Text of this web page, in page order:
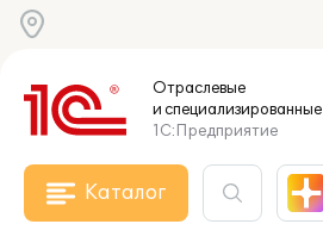
Отраслевые
и специализированные
1С:Предприятие
Каталог